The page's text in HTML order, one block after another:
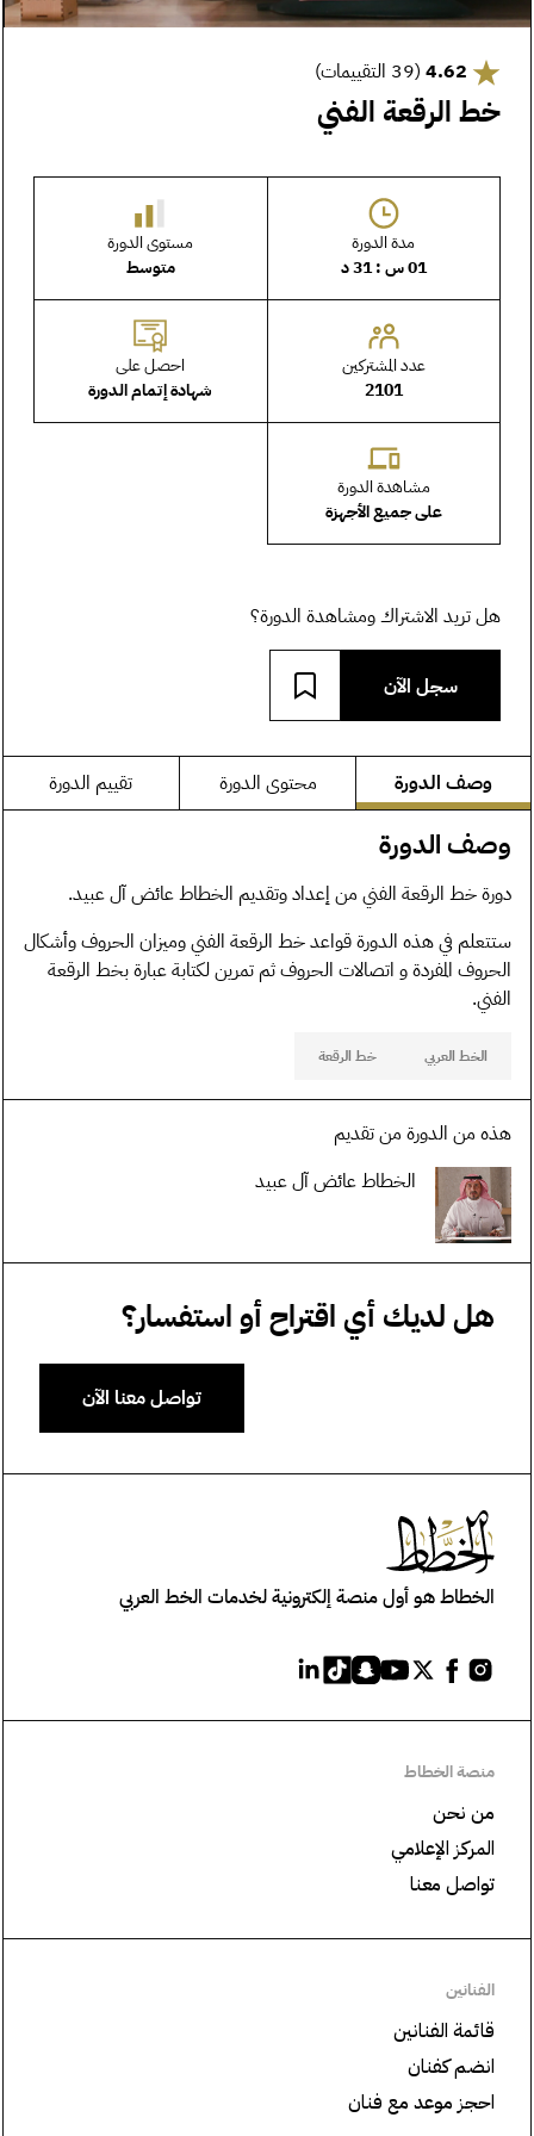
4.62 (39 التقييمات)
خط الرقعة الفني
مدة الدورة
01 س : 31 د
مستوى الدورة
متوسط
عدد المشتركين
2101
احصل على
شهادة إتمام الدورة
مشاهدة الدورة
على جميع الأجهزة
هل تريد الاشتراك ومشاهدة الدورة؟
سجل الآن
وصف الدورة محتوى الدورة تقييم الدورة
وصف الدورة
دورة خط الرقعة الفني من إعداد وتقديم الخطاط عائض آل عبيد.
ستتعلم في هذه الدورة قواعد خط الرقعة الفني وميزان الحروف وأشكال
الحروف المفردة و اتصالات الحروف ثم تمرين لكتابة عبارة بخط الرقعة
الفني.
الخط العربي خط الرقعة
هذه من الدورة من تقديم
الخطاط عائض آل عبيد
هل لديك أي اقتراح أو استفسار؟
تواصل معنا الآن
الخطاط هو أول منصة إلكترونية لخدمات الخط العربي
منصة الخطاط
من نحن
المركز الإعلامي
تواصل معنا
الفنانين
قائمة الفنانين
انضم كفنان
احجز موعد مع فنان